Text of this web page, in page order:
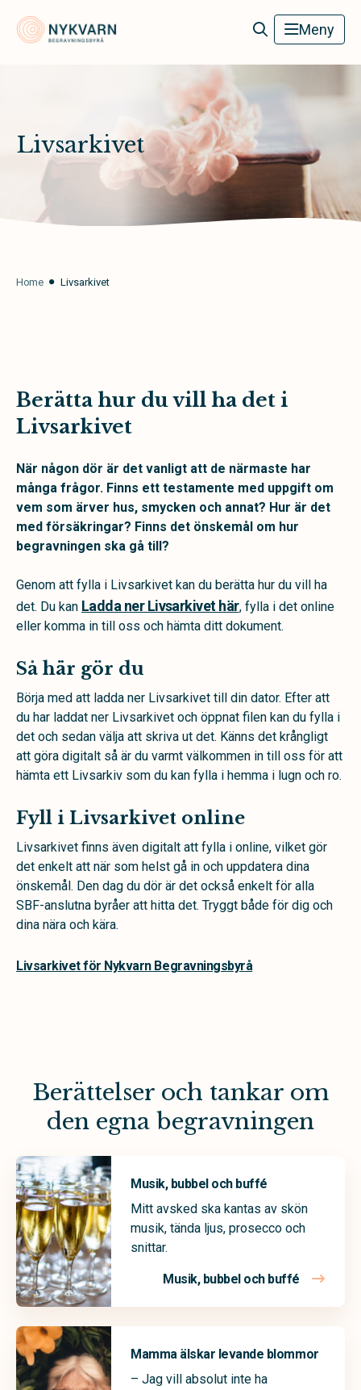
Nykvarn Begravningsbyrå Meny
Livsarkivet
Home Livsarkivet
Berätta hur du vill ha det i
Livsarkivet
När någon dör är det vanligt att de närmaste har
många frågor. Finns ett testamente med uppgift om
vem som ärver hus, smycken och annat? Hur är det
med försäkringar? Finns det önskemål om hur
begravningen ska gå till?
Genom att fylla i Livsarkivet kan du berätta hur du vill ha
det. Du kan Ladda ner Livsarkivet här, fylla i det online
eller komma in till oss och hämta ditt dokument.
Så här gör du
Börja med att ladda ner Livsarkivet till din dator. Efter att
du har laddat ner Livsarkivet och öppnat filen kan du fylla i
det och sedan välja att skriva ut det. Känns det krångligt
att göra digitalt så är du varmt välkommen in till oss för att
hämta ett Livsarkiv som du kan fylla i hemma i lugn och ro.
Fyll i Livsarkivet online
Livsarkivet finns även digitalt att fylla i online, vilket gör
det enkelt att när som helst gå in och uppdatera dina
önskemål. Den dag du dör är det också enkelt för alla
SBF-anslutna byråer att hitta det. Tryggt både för dig och
dina nära och kära.
Livsarkivet för Nykvarn Begravningsbyrå
Berättelser och tankar om
den egna begravningen
Musik, bubbel och buffé
Mitt avsked ska kantas av skön
musik, tända ljus, prosecco och
snittar.
Musik, bubbel och buffé
Mamma älskar levande blommor
– Jag vill absolut inte ha